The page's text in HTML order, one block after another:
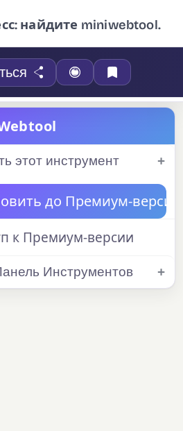
найдите miniwebtool.
этот инструмент
до Премиум-версии
к Премиум-версии
Инструментов